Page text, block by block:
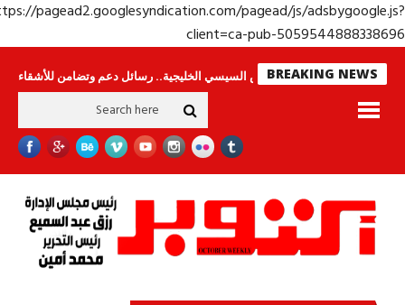
https://pagead2.googlesyndication.com/pagead/js/
client=ca-pub-
BREAKING NEWS
جولة الرئيس السيسي الخليجية.. رسائل دعم وتضامن للأشقاء جهاز مستقبل